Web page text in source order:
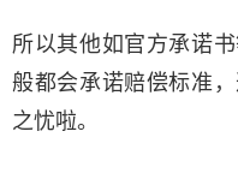
所以其他如官方承诺
般都会承诺赔偿标准
之忧啦。